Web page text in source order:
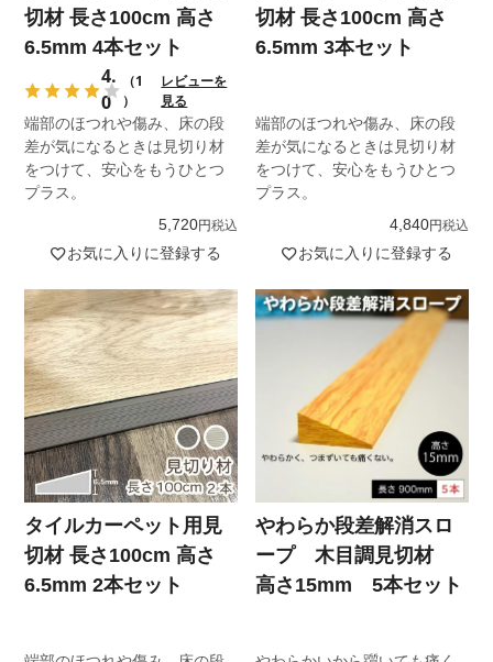
端部のほつれや傷み、床の段
差が気になるときは見切り材
をつけて、安心をもうひとつ
プラス。
切材 長さ100cm 高さ
6.5mm 4本セット
4.
0
（1
）
レビューを
見る
5,720 税込
お気に入りに登録する
端部のほつれや傷み、床の段
差が気になるときは見切り材
をつけて、安心をもうひとつ
プラス。
切材 長さ100cm 高さ
6.5mm 3本セット
4,840 税込
お気に入りに登録する
タイルカーペット用見
切材 長さ100cm 高さ
6.5mm 2本セット
やわらか段差解消スロ
ープ 木目調見切材
高さ15mm 5本セット